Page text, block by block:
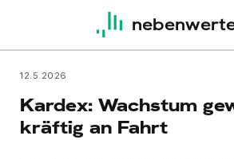
12.5.2026
Kardex: Wachstum
kräftig an Fahrt